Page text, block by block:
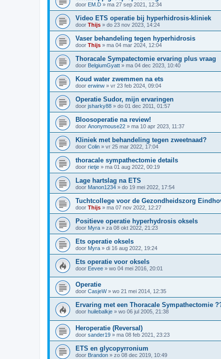
door EM.D » ma 27 sep 2021, 12:34
Video ETS operatie bij hyperhidrosis-kliniek
door Thijs » do 23 nov 2023, 14:24
Vaser behandeling tegen hyperhidrosis
door Thijs » ma 04 mar 2024, 12:04
Thoracale Sympatectomie ervaring plus vraag
door BelgiumGyatt » ma 04 dec 2023, 10:40
Koud water zwemmen na ets
door erwinw » vr 23 feb 2024, 09:04
Operatie Sudor, mijn ervaringen
door jsharky88 » do 01 dec 2011, 01:57
Bloosoperatie na review!
door Anonymouse22 » ma 10 apr 2023, 11:37
Kliniek met behandeling tegen zweetnaad?
door Colin » vr 25 mar 2022, 17:04
thoracale sympathectomie details
door rietje » ma 01 aug 2022, 00:19
Lage hartslag na ETS
door Manon1234 » do 19 mei 2022, 17:54
Tuchtcollege voor de Gezondheidszorg
door Thijs » ma 07 nov 2022, 12:27
Positieve operatie hyperhydrosis oksels
door Myra » za 08 okt 2022, 21:23
Ets operatie oksels
door Myra » di 16 aug 2022, 19:24
Ets operatie voor oksels
door Eevee » wo 04 mei 2016, 20:01
Operatie
door CasjeW» wo 21 mei 2014, 12:35
Ervaring met een Thoracale Sympathectomie
door huilebalkje » wo 06 jul 2005, 21:38
Heroperatie (Reversal)
door sander19 » ma 08 feb 2021, 23:23
ETS en glycopyrronium
door Brandon » zo 08 dec 2019, 10:49